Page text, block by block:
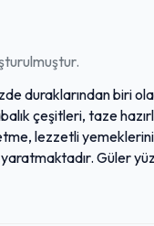
duraklarından biri
çeşitleri, taze
lezzetli
Güler
Temiz ortamı ve